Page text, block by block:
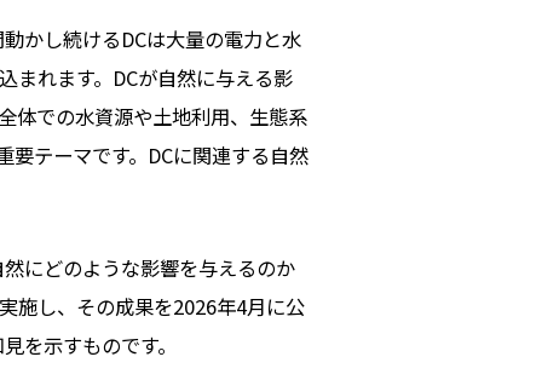
かし続けるDCは大量の電力と水
まれます。DCが自然に与える影
体での水資源や土地利用、生態系
要テーマです。DCに関連する自然
にどのような影響を与えるのか
施し、その成果を2026年4月に公
を示すものです。